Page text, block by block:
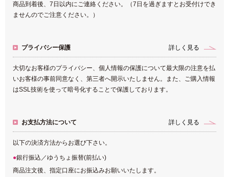
商品到着後、7日以内にご連絡ください。（7日を過ぎますとお受付けでき
ませんのでご注意ください。）
プライバシー保護 詳しく見る
大切なお客様のプライバシー、個人情報の保護について最大限の注意を払
いお客様の事前同意なく、第三者へ開示いたしません。また、ご購入情報
はSSL技術を使って暗号化することで保護しております。
お支払方法について 詳しく見る
以下の決済方法からお選び下さい。
銀行振込／ゆうちょ振替(前払い)
商品注文後、指定口座にお振込みお願いいたします。